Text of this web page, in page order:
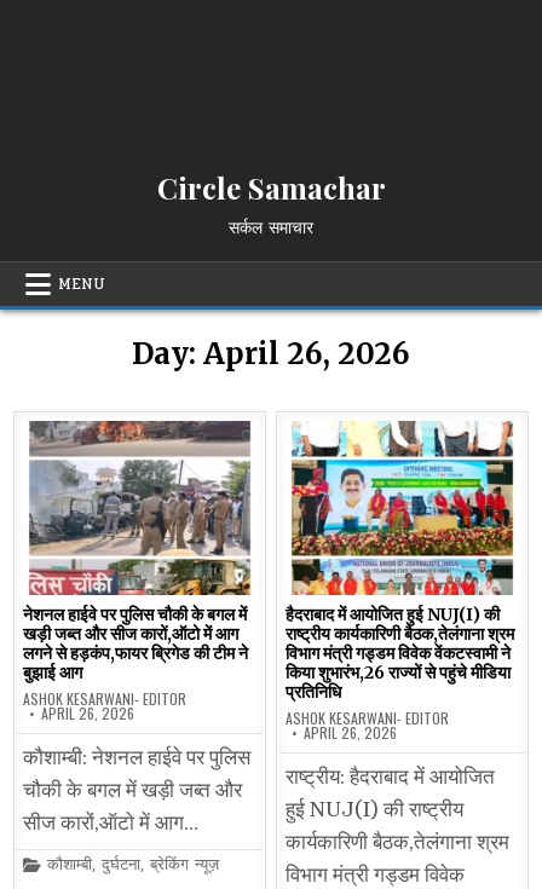
Circle Samachar
सर्कल समाचार
MENU
Day: April 26, 2026
नेशनल हाईवे पर पुलिस चौकी के बगल में
खड़ी जब्त और सीज कारों,ऑटो में आग
लगने से हड़कंप,फायर ब्रिगेड की टीम ने
बुझाई आग
ASHOK KESARWANI- EDITOR
APRIL 26, 2026
कौशाम्बी: नेशनल हाईवे पर पुलिस
चौकी के बगल में खड़ी जब्त और
सीज कारों,ऑटो में आग…
Posted
कौशाम्बी,दुर्घटना,ब्रेकिंग न्यूज़
हैदराबाद में आयोजित हुई NUJ(I) की
राष्ट्रीय कार्यकारिणी बैठक,तेलंगाना श्रम
विभाग मंत्री गड्डम विवेक वेंकटस्वामी ने
किया शुभारंभ,26 राज्यों से पहुंचे मीडिया
प्रतिनिधि
ASHOK KESARWANI- EDITOR
APRIL 26, 2026
राष्ट्रीय: हैदराबाद में आयोजित
हुई NUJ(I) की राष्ट्रीय
कार्यकारिणी बैठक,तेलंगाना श्रम
विभाग मंत्री गड्डम विवेक